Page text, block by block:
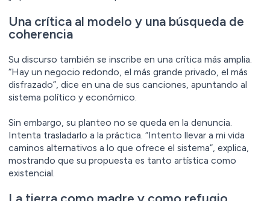
Una crítica al modelo y una búsqueda de
coherencia
Su discurso también se inscribe en una crítica más amplia.
“Hay un negocio redondo, el más grande privado, el más
disfrazado”, dice en una de sus canciones, apuntando al
sistema político y económico.
Sin embargo, su planteo no se queda en la denuncia.
Intenta trasladarlo a la práctica. “Intento llevar a mi vida
caminos alternativos a lo que ofrece el sistema”, explica,
mostrando que su propuesta es tanto artística como
existencial.